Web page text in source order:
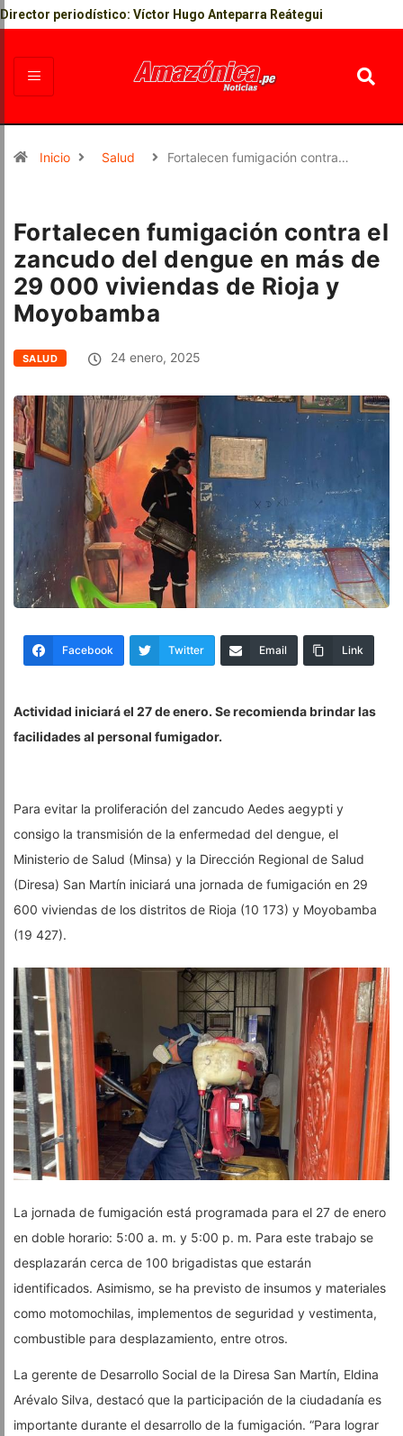
Director periodístico: Víctor Hugo Anteparra Reátegui
Inicio Salud Fortalecen fumigación contra…
Fortalecen fumigación contra el
zancudo del dengue en más de
29 000 viviendas de Rioja y
Moyobamba
SALUD 24 enero, 2025
Facebook Twitter Email Link
Actividad iniciará el 27 de enero. Se recomienda brindar las
facilidades al personal fumigador.
Para evitar la proliferación del zancudo Aedes aegypti y
consigo la transmisión de la enfermedad del dengue, el
Ministerio de Salud (Minsa) y la Dirección Regional de Salud
(Diresa) San Martín iniciará una jornada de fumigación en 29
600 viviendas de los distritos de Rioja (10 173) y Moyobamba
(19 427).
La jornada de fumigación está programada para el 27 de enero
en doble horario: 5:00 a. m. y 5:00 p. m. Para este trabajo se
desplazarán cerca de 100 brigadistas que estarán
identificados. Asimismo, se ha previsto de insumos y materiales
como motomochilas, implementos de seguridad y vestimenta,
combustible para desplazamiento, entre otros.
La gerente de Desarrollo Social de la Diresa San Martín, Eldina
Arévalo Silva, destacó que la participación de la ciudadanía es
importante durante el desarrollo de la fumigación. “Para lograr